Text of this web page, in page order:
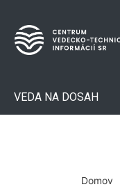
VEDA NA DOSAH
Domov